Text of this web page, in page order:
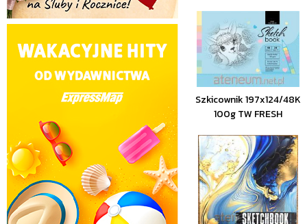
Szkicownik 197x124/48K
100g TW FRESH